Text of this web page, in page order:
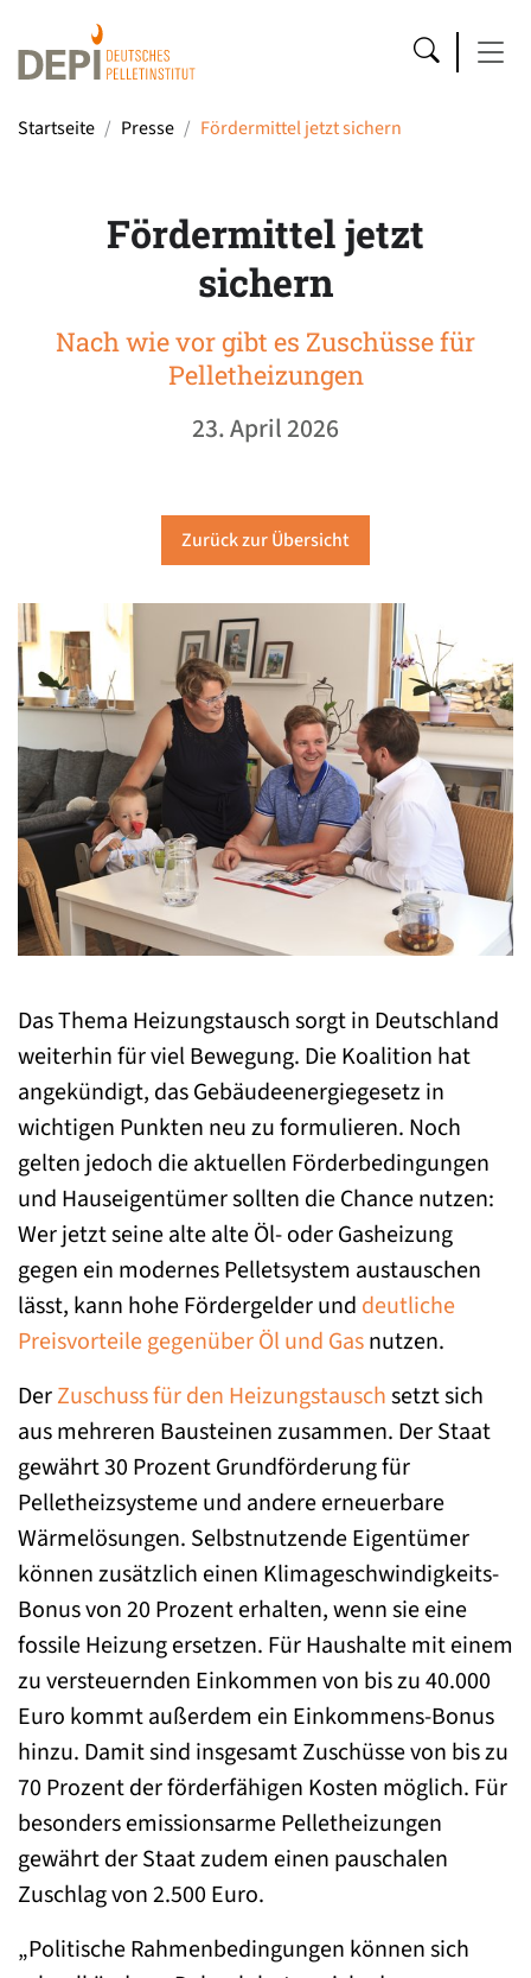
Startseite Presse Fördermittel jetzt sichern
Fördermittel jetzt
sichern
Nach wie vor gibt es Zuschüsse für
Pelletheizungen
23. April 2026
Zurück zur Übersicht
Das Thema Heizungstausch sorgt in Deutschland
weiterhin für viel Bewegung. Die Koalition hat
angekündigt, das Gebäudeenergiegesetz in
wichtigen Punkten neu zu formulieren. Noch
gelten jedoch die aktuellen Förderbedingungen
und Hauseigentümer sollten die Chance nutzen:
Wer jetzt seine alte alte Öl- oder Gasheizung
gegen ein modernes Pelletsystem austauschen
lässt, kann hohe Fördergelder und deutliche
Preisvorteile gegenüber Öl und Gasnutzen.
DerZuschuss für den Heizungstauschsetzt sich
aus mehreren Bausteinen zusammen. Der Staat
gewährt 30 Prozent Grundförderung für
Pelletheizsysteme und andere erneuerbare
Wärmelösungen. Selbstnutzende Eigentümer
können zusätzlich einen Klimageschwindigkeits-
Bonus von 20 Prozent erhalten, wenn sie eine
fossile Heizung ersetzen. Für Haushalte mit einem
zu versteuernden Einkommen von bis zu 40.000
Euro kommt außerdem ein Einkommens-Bonus
hinzu. Damit sind insgesamt Zuschüsse von bis zu
70 Prozent der förderfähigen Kosten möglich. Für
besonders emissionsarme Pelletheizungen
gewährt der Staat zudem einen pauschalen
Zuschlag von 2.500 Euro.
„Politische Rahmenbedingungen können sich